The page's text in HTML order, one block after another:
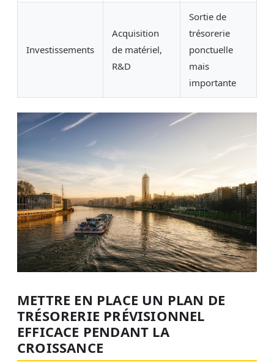
Investissements
Acquisition
de matériel,
R&D
Sortie de
trésorerie
ponctuelle
mais
importante
METTRE EN PLACE UN PLAN DE
TRÉSORERIE PRÉVISIONNEL
EFFICACE PENDANT LA
CROISSANCE